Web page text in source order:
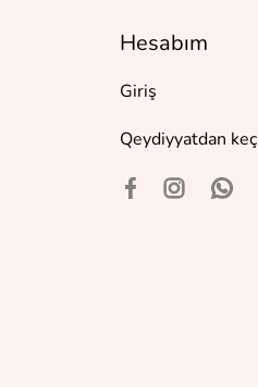
Hesabım
Giriş
Qeydiyyatdan